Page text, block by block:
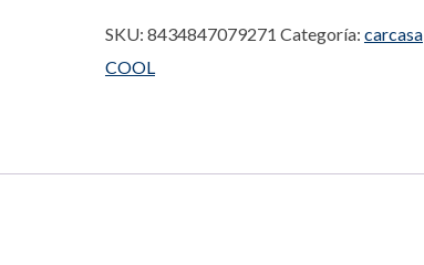
SKU: 8434847079271 Categoría: carcasa
COOL